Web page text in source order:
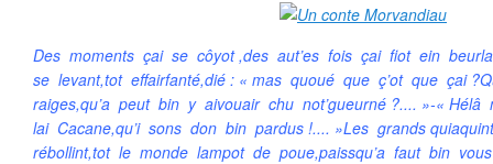
Des moments çai se côyot ,des aut’es fois çai fiot ein
se levant,tot effairfanté,dié : « mas quoué que ç’ot que çai
raiges,qu’a peut bin y aivouair chu not’gueurné ?.... »-«
lai Cacane,qu’i sons don bin pardus !.... »Les grands
rébollint,tot le monde lampot de poue,paissqu’a faut bin